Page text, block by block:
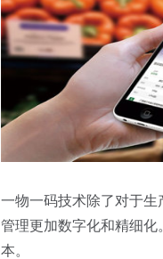
一物一码技术除了对于
管理更加数字化和精细
本。